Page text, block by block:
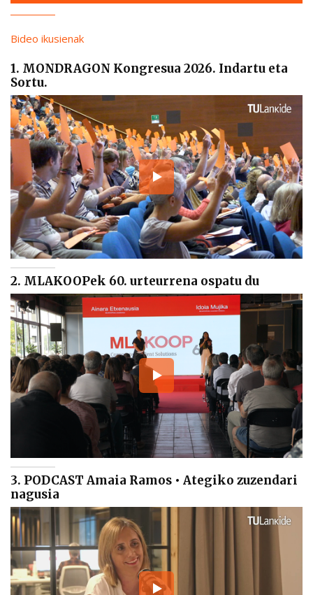
Bideo ikusienak
1. MONDRAGON Kongresua 2026. Indartu eta
Sortu.
2. MLAKOOPek 60. urteurrena ospatu du
3. PODCAST Amaia Ramos • Ategiko zuzendari
nagusia